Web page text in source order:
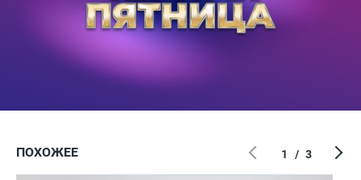
ПОХОЖЕЕ 1 / 3